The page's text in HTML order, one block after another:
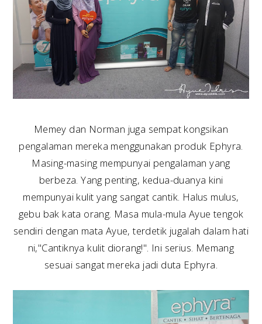
Memey dan Norman juga sempat kongsikan
pengalaman mereka menggunakan produk Ephyra.
Masing-masing mempunyai pengalaman yang
berbeza. Yang penting, kedua-duanya kini
mempunyai kulit yang sangat cantik. Halus mulus,
gebu bak kata orang. Masa mula-mula Ayue tengok
sendiri dengan mata Ayue, terdetik jugalah dalam hati
ni,"Cantiknya kulit diorang!". Ini serius. Memang
sesuai sangat mereka jadi duta Ephyra.